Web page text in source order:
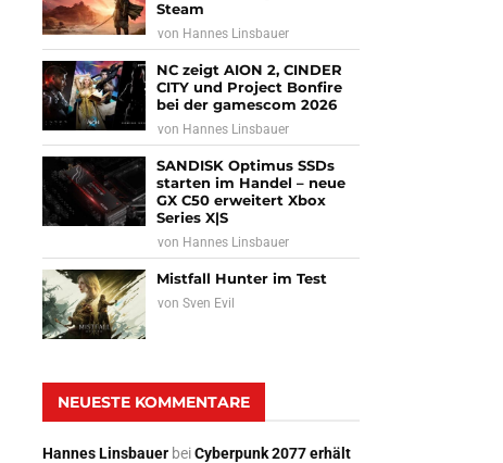
Steam
von Hannes Linsbauer
NC zeigt AION 2, CINDER
CITY und Project Bonfire
bei der gamescom 2026
von Hannes Linsbauer
SANDISK Optimus SSDs
starten im Handel – neue
GX C50 erweitert Xbox
Series X|S
von Hannes Linsbauer
Mistfall Hunter im Test
vonSven Evil
NEUESTE KOMMENTARE
Hannes Linsbauer beiCyberpunk 2077 erhält